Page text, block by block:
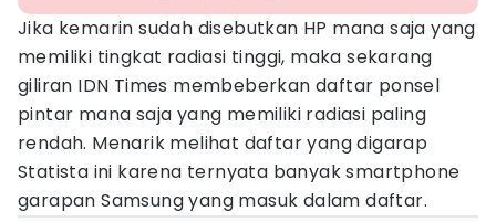
Jika kemarin sudah disebutkan HP mana saja yang
memiliki tingkat radiasi tinggi, maka sekarang
giliran IDN Times membeberkan daftar ponsel
pintar mana saja yang memiliki radiasi paling
rendah. Menarik melihat daftar yang digarap
Statista ini karena ternyata banyak smartphone
garapan Samsung yang masuk dalam daftar.